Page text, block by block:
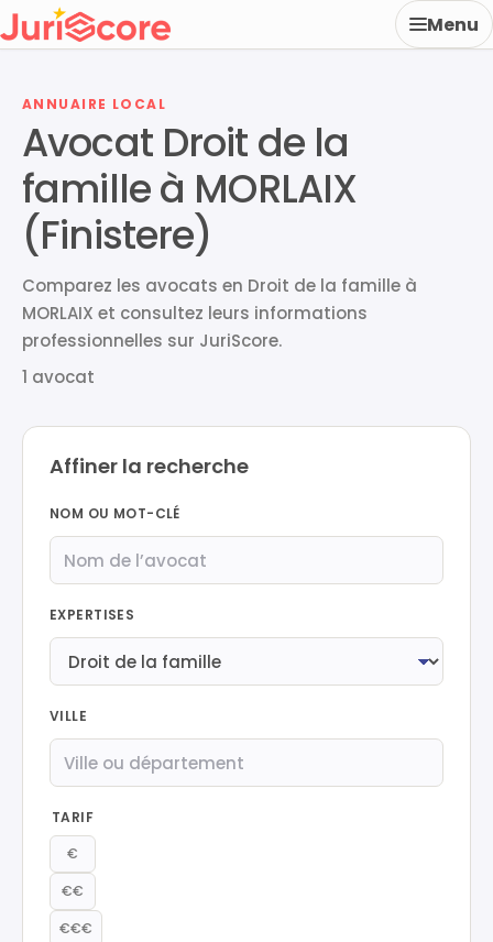
Menu
ANNUAIRE LOCAL
Avocat Droit de la
famille à MORLAIX
(Finistere)
Comparez les avocats en Droit de la famille à
MORLAIX et consultez leurs informations
professionnelles sur JuriScore.
1 avocat
Affiner la recherche
NOM OU MOT-CLÉ
EXPERTISES
VILLE
TARIF
€
€€
€€€